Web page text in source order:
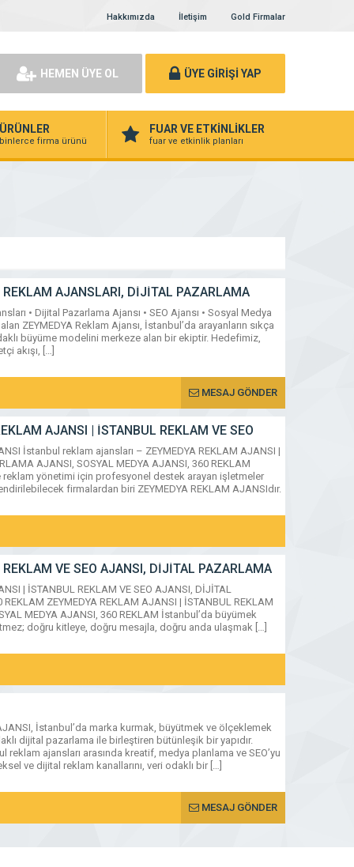
Hakkımızda İletişim Gold Firmalar
HEMEN ÜYE OL ÜYE GİRİŞİ YAP
ÜRÜNLER
binlerce firma ürünü
FUAR VE ETKİNLİKLER
fuar ve etkinlik planları
AJANSLARI, DİJİTAL PAZARLAMA
360 REKLAM
• Dijital Pazarlama Ajansı • SEO Ajansı • Sosyal Medya
ZEYMEDYA Reklam Ajansı, İstanbul’da arayanların sıkça
büyüme modelini merkeze alan bir ekiptir. Hedefimiz,
akışı, […]
MESAJ GÖNDER
AJANSI | İSTANBUL REKLAM VE SEO
MEDYA AJANSI, 360 REKLAM
İstanbul reklam ajansları – ZEYMEDYA REKLAM AJANSI |
AJANSI, SOSYAL MEDYA AJANSI, 360 REKLAM
reklam yönetimi için profesyonel destek arayan işletmeler
firmalardan biri ZEYMEDYA REKLAM AJANSIdır.
AJANSI, DİJİTAL PAZARLAMA AJANSI, SOSYAL
MESAJ GÖNDER
VE SEO AJANSI, DİJİTAL PAZARLAMA
| İSTANBUL REKLAM VE SEO AJANSI, DİJİTAL
ZEYMEDYA REKLAM AJANSI | İSTANBUL REKLAM
MEDYA AJANSI, 360 REKLAM İstanbul’da büyümek
doğru kitleye, doğru mesajla, doğru anda ulaşmak […]
AJANSI, SOSYAL MEDYA AJANSI, 360 REKLAM
MESAJ GÖNDER
İstanbul’da marka kurmak, büyütmek ve ölçeklemek
dijital pazarlama ile birleştiren bütünleşik bir yapıdır.
ajansları arasında kreatif, medya planlama ve SEO’yu
ve dijital reklam kanallarını, veri odaklı bir […]
MESAJ GÖNDER